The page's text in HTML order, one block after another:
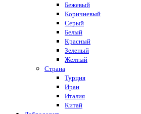
Бежевый
Коричневый
Серый
Белый
Красный
Зеленый
Желтый
Страна
Турция
Иран
Италия
Китай